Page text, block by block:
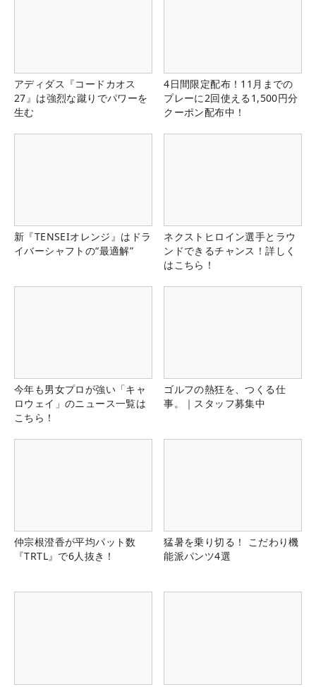
アディダス『コードカオス
27』は強烈な蹴りでパワーを
生む
4日間限定配布！11月までの
プレーに2回使える1,500円分
クーポン配布中！
新『TENSEIオレンジ』はドラ
イバーシャフトの“最適解”
ネクストヒロイン選手とラウ
ンドできるチャンス！詳しく
はこちら！
今年も男女プロが強い「キャ
ロウェイ」のニュース一覧は
こちら！
ゴルフの熱狂を、つくる仕
事。｜スタッフ募集中
仲宗根澄香が平均パット数
『TRTL』で6人抜き！
猛暑を乗り切る！ こだわり機
能派パンツ4選